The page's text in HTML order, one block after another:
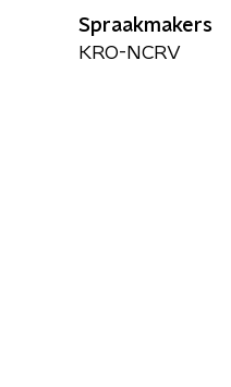
Spraakmakers
KRO-NCRV